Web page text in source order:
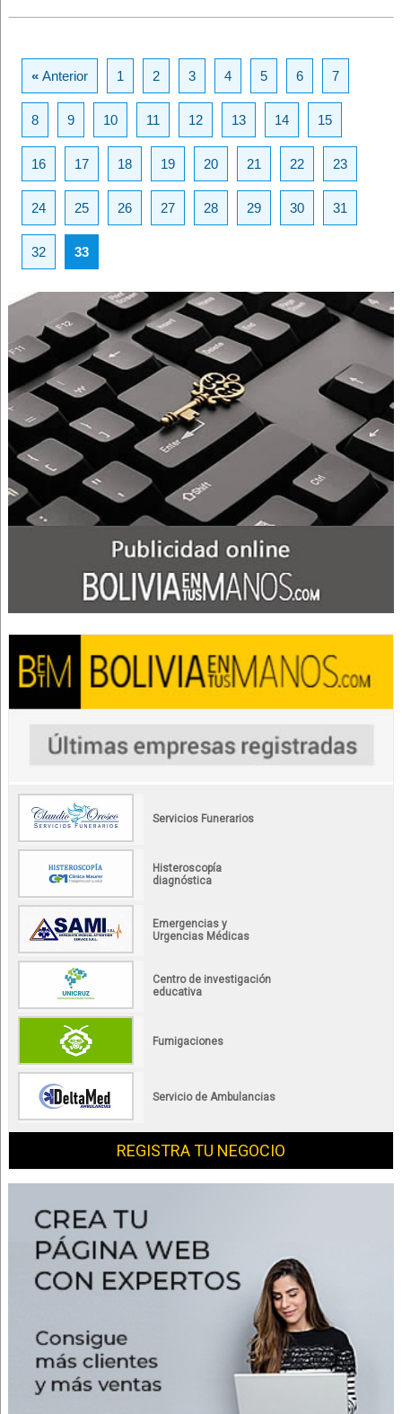
«Anterior 1 2 3 4 5 6 7
8 9 10 11 12 13 14 15
16 17 18 19 20 21 22 23
24 25 26 27 28 29 30 31
32 33
Servicios Funerarios
Histeroscopía
diagnóstica
Emergencias y
Urgencias Médicas
Centro de investigación
educativa
Fumigaciones
Servicio de Ambulancias
REGISTRA TU NEGOCIO